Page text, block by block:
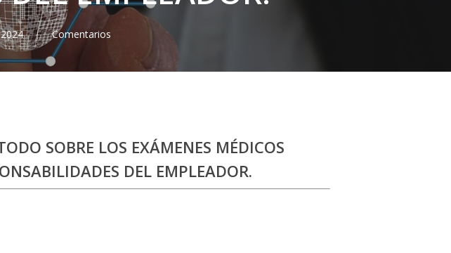
Comentarios
SOBRE LOS EXÁMENES MÉDICOS
DEL EMPLEADOR.